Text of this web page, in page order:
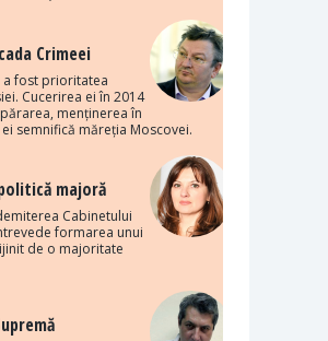
Crimeei
a fost prioritatea
Cucerirea ei în 2014
menținerea în
semnifică măreția Moscovei.
majoră
Cabinetului
formarea unui
de o majoritate